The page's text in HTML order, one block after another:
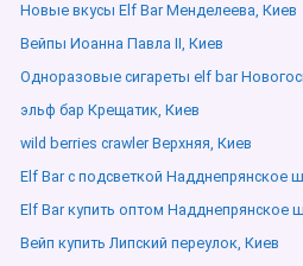
Новые вкусы Elf Bar Менделеева, Киев
Вейпы Иоанна Павла ІІ, Киев
Одноразовые сигареты elf bar
эльф бар Крещатик, Киев
wild berries crawler Верхняя, Киев
Elf Bar с подсветкой Надднепрянское
Elf Bar купить оптом Надднепрянское
Вейп купить Липский переулок, Киев